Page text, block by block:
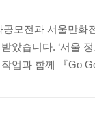
공모전과 서울만
았습니다. ‘서울
업과 함께 『Go